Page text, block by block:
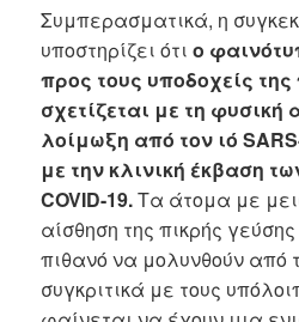
Συμπερασματικά, η
υποστηρίζει ότιο
προς τους υποδοχείς
σχετίζεται με τη φυσική
λοίμωξη από τον ιό
με την κλινική έκβαση
COVID-19.Τα άτομα με
αίσθηση της πικρής
πιθανό να μολυνθούν από
συγκριτικά με τους